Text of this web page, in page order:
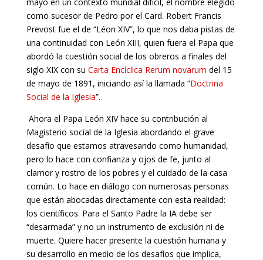
como sucesor de Pedro por el Card. Robert Francis
Prevost fue el de “Léon XIV”, lo que nos daba pistas de
una continuidad con León XIII, quien fuera el Papa que
abordó la cuestión social de los obreros a finales del
siglo XIX con su Carta Encíclica Rerum novarum del 15
de mayo de 1891, iniciando así la llamada “Doctrina
Social de la Iglesia”.
Ahora el Papa León XIV hace su contribución al
Magisterio social de la Iglesia abordando el grave
desafío que estamos atravesando como humanidad,
pero lo hace con confianza y ojos de fe, junto al
clamor y rostro de los pobres y el cuidado de la casa
común. Lo hace en diálogo con numerosas personas
que están abocadas directamente con esta realidad:
los científicos. Para el Santo Padre la IA debe ser
“desarmada” y no un instrumento de exclusión ni de
muerte. Quiere hacer presente la cuestión humana y
su desarrollo en medio de los desafíos que implica,